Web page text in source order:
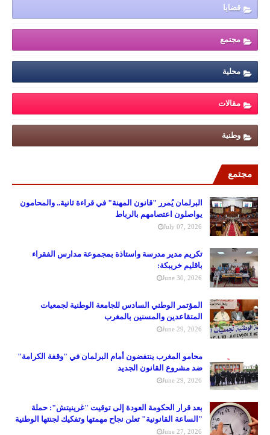
قضايا
مجتمع
محلية
مقالات
وطنية
مجتمع
البرلمان يُمرر "قانون المهنة" في قراءة ثانية.. والمحامون
يواصلون اعتصامهم بالرباط
July 07, 2026
تكريم مدير مدرسة واستاذة بمجموعة مدارس الفقراء
باقليم خريبكة:
June 30, 2026
المؤتمر الوطني السادس للجامعة الوطنية لجمعيات
المتقاعدين والمسنين بالمغرب
June 29, 2026
محامو المغرب ينتفضون أمام البرلمان في "وقفة الكرامة"
ضد مشروع القانون الجديد
June 29, 2026
بعد قرار الحكومة العودة إلى توقيت "غرينيتش": حملة
"الساعة القانونية" تعلن نجاح مهمتها وتفكيك لجنتها الوطنية
June 27, 2026